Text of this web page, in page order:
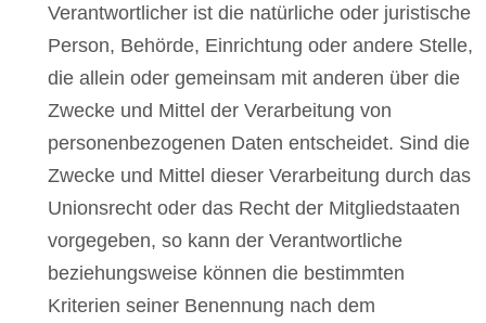
Verantwortlicher ist die natürliche oder juristische
Person, Behörde, Einrichtung oder andere Stelle,
die allein oder gemeinsam mit anderen über die
Zwecke und Mittel der Verarbeitung von
personenbezogenen Daten entscheidet. Sind die
Zwecke und Mittel dieser Verarbeitung durch das
Unionsrecht oder das Recht der Mitgliedstaaten
vorgegeben, so kann der Verantwortliche
beziehungsweise können die bestimmten
Kriterien seiner Benennung nach dem